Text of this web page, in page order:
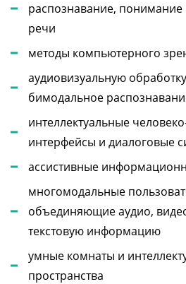
распознавание, понимание
речи
методы компьютерного
аудиовизуальную
бимодальное
интеллектуальные
интерфейсы и диалоговые
ассистивные
многомодальные
объединяющие аудио,
текстовую информацию
умные комнаты и
пространства